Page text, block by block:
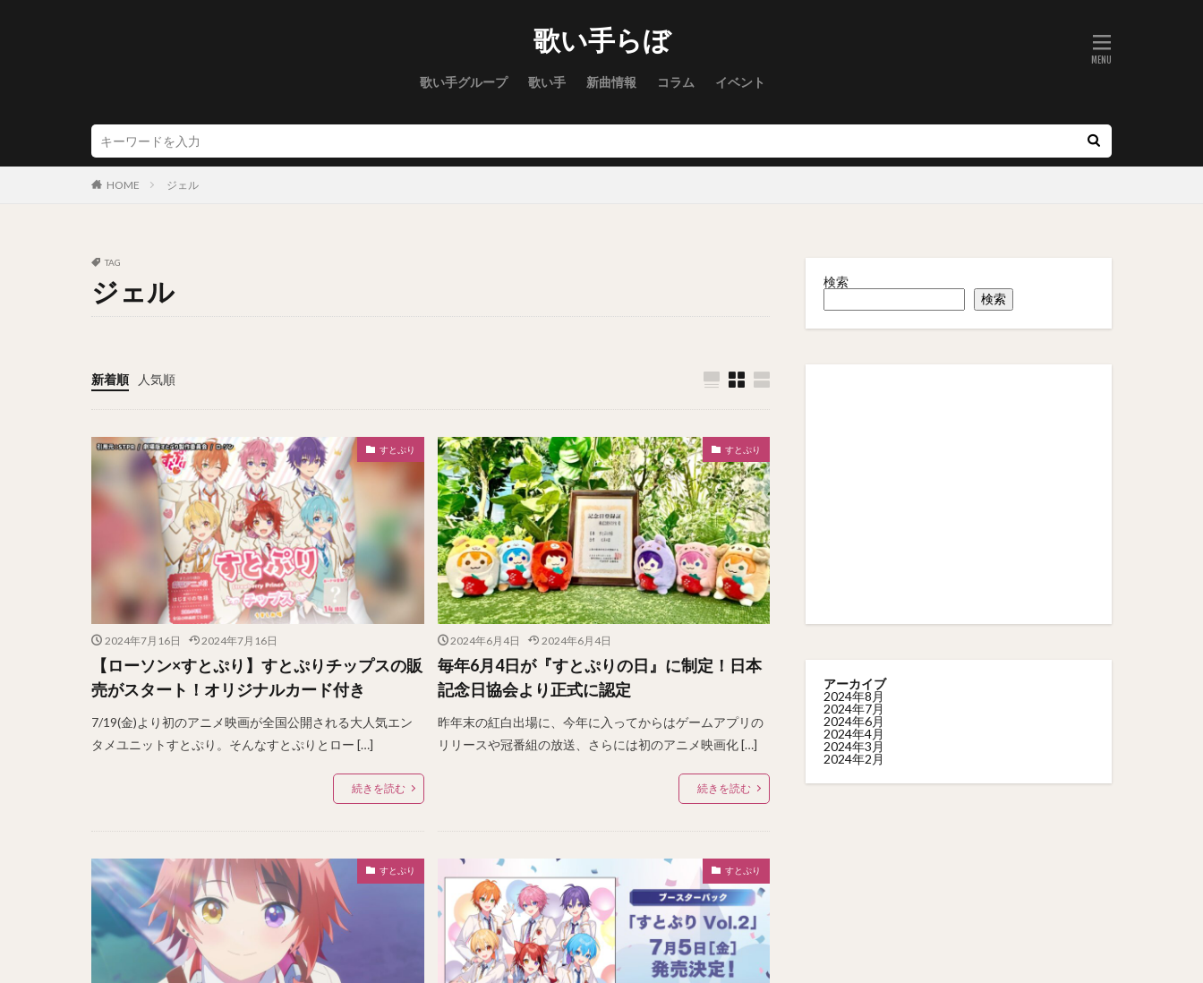
歌い手らぼ
歌い手グループ 歌い手 新曲情報 コラム イベント
HOME ジェル
TAG
ジェル
新着順 人気順
すとぷり
2024年7月16日 2024年7月16日
【ローソン×すとぷり】すとぷりチップスの販
売がスタート！オリジナルカード付き
7/19(金)より初のアニメ映画が全国公開される大人気エン
タメユニットすとぷり。そんなすとぷりとロー […]
続きを読む
すとぷり
2024年6月4日 2024年6月4日
毎年6月4日が『すとぷりの日』に制定！日本
記念日協会より正式に認定
昨年末の紅白出場に、今年に入ってからはゲームアプリの
リリースや冠番組の放送、さらには初のアニメ映画化 […]
続きを読む
すとぷり すとぷり
検索
検索
アーカイブ
2024年8月
2024年7月
2024年6月
2024年4月
2024年3月
2024年2月